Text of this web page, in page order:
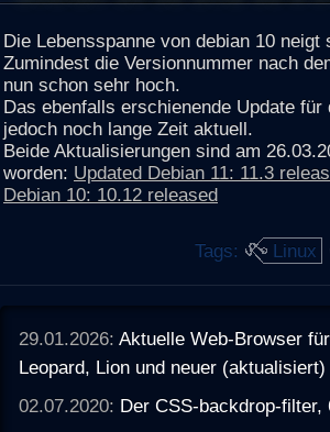
Die Lebensspanne von debian 10 neigt
Zumindest die Versionnummer nach
nun schon sehr hoch.
Das ebenfalls erschienende Update für
jedoch noch lange Zeit aktuell.
Beide Aktualisierungen sind am
worden: Updated Debian 11: 11.3
Debian 10: 10.12 released
Tags: Linux
29.01.2026:Aktuelle Web-Browser
Leopard, Lion und neuer (aktualisiert)
02.07.2020: Der CSS-backdrop-filter,